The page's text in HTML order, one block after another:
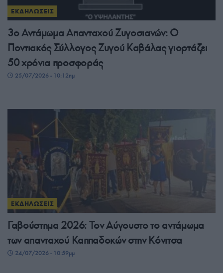
ΕΚΔΗΛΩΣΕΙΣ
3ο Αντάμωμα Απανταχού Ζυγοσιανών: Ο
Ποντιακός Σύλλογος Ζυγού Καβάλας γιορτάζει
50 χρόνια προσφοράς
25/07/2026 - 10:12πμ
ΕΚΔΗΛΩΣΕΙΣ
Γαβούστημα 2026: Τον Αύγουστο το αντάμωμα
των απανταχού Καππαδοκών στην Κόνιτσα
24/07/2026 - 10:59μμ